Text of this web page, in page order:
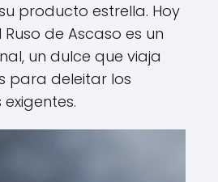
producto estrella. Hoy
de Ascaso es un
un dulce que viaja
para deleitar los